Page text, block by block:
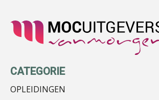
Jasper van den
CATEGORIE
OPLEIDINGEN